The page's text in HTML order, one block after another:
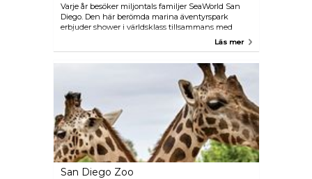
Varje år besöker miljontals familjer SeaWorld San
Diego. Den här berömda marina äventyrspark
erbjuder shower i världsklass tillsammans med
många spektakulära djurmöten. En av de mest
populära aktiviteterna innefattar beröring, utfodring
Läs mer
San Diego Zoo